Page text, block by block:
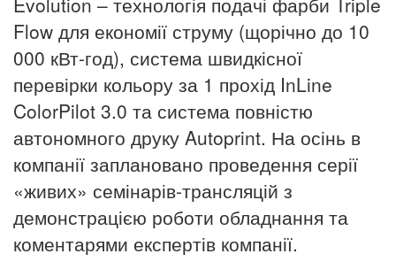
Flow для економії струму (щорічно до 10
000 кВт-год), система швидкісної
перевірки кольору за 1 прохід InLine
ColorPilot 3.0 та система повністю
автономного друку Autoprint. На осінь в
компанії заплановано проведення серії
«живих» семінарів-трансляцій з
демонстрацією роботи обладнання та
коментарями експертів компанії.